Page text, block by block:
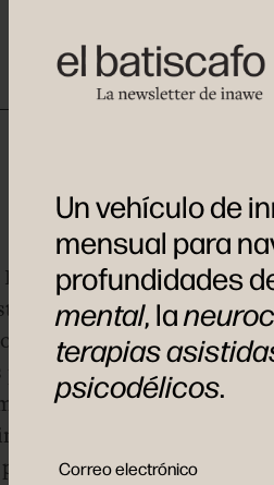
en Farmacia
en Neurociencia
la Universidad de
de investigación
la Universidad Autónoma
en diversas
como EEUU y Suiza.
Un vehículo de
mensual para
profundidades
mental, la
terapias
psicodélicos.